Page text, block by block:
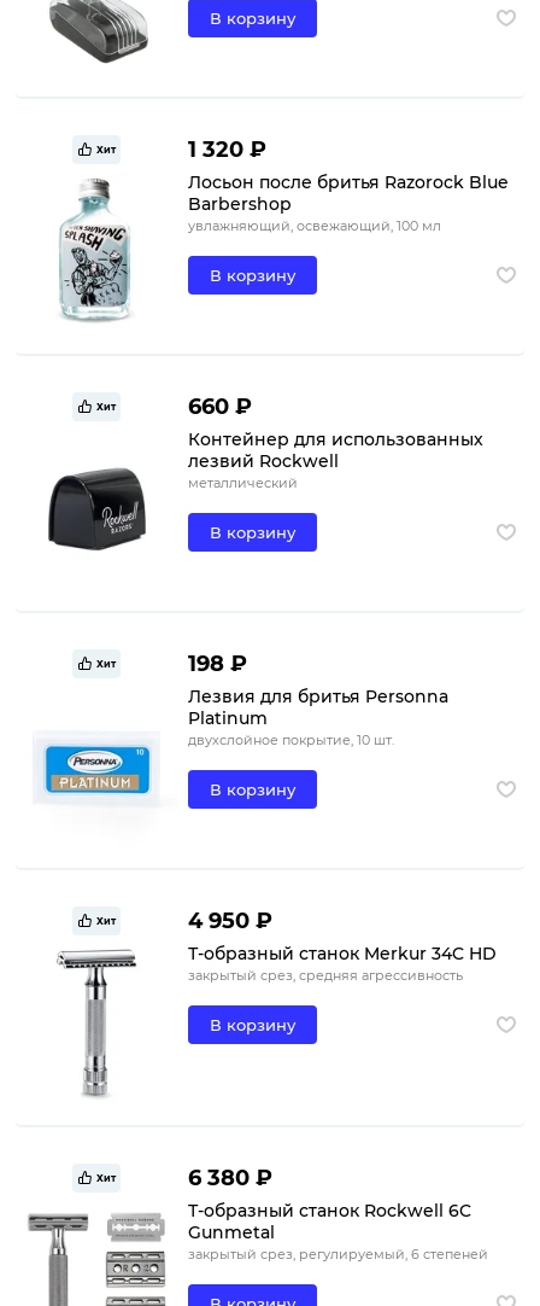
В корзину
Хит 1 320 ₽
Лосьон после бритья Razorock Blue
Barbershop
увлажняющий, освежающий, 100 мл
В корзину
Хит 660 ₽
Контейнер для использованных
лезвий Rockwell
металлический
В корзину
Хит 198 ₽
Лезвия для бритья Personna
Platinum
двухслойное покрытие, 10 шт.
В корзину
Хит 4 950 ₽
Т-образный станок Merkur 34C HD
закрытый срез, средняя агрессивность
В корзину
Хит 6 380 ₽
Т-образный станок Rockwell 6C
Gunmetal
закрытый срез, регулируемый, 6 степеней